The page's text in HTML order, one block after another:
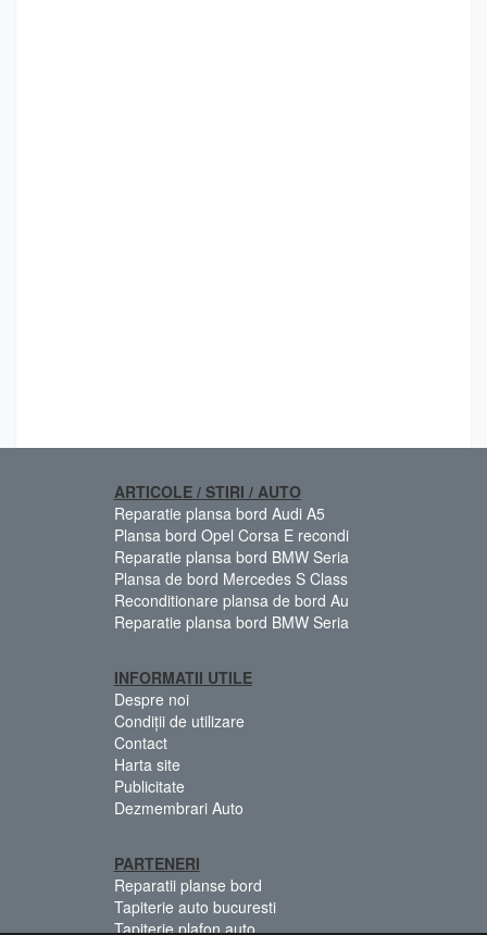
ARTICOLE / STIRI / AUTO
Reparatie plansa bord Audi A5
Plansa bord Opel Corsa E recondi
Reparatie plansa bord BMW Seria
Plansa de bord Mercedes S Class
Reconditionare plansa de bord Au
Reparatie plansa bord BMW Seria
INFORMATII UTILE
Despre noi
Condiții de utilizare
Contact
Harta site
Publicitate
Dezmembrari Auto
PARTENERI
Reparatii planse bord
Tapiterie auto bucuresti
Tapiterie plafon auto